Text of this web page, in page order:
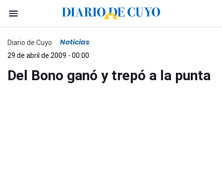
Diario de Cuyo Noticias
29 de abril de 2009 - 00:00
Del Bono ganó y trepó a la punta